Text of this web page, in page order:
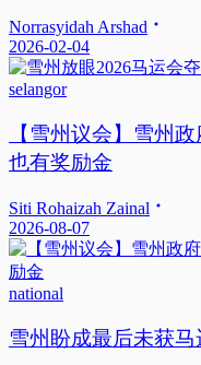
Norrasyidah Arshad
2026-02-04
selangor
【雪州议会】雪州
也有奖励金
Siti Rohaizah Zainal
2026-08-07
national
雪州盼成最后未获